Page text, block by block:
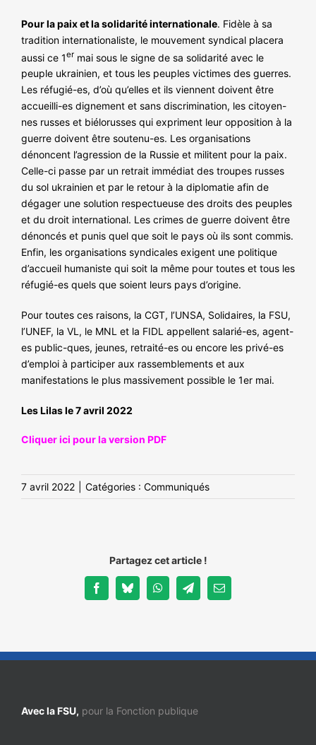
Pour la paix et la solidarité internationale. Fidèle à sa
tradition internationaliste, le mouvement syndical placera
aussi ce 1ermai sous le signe de sa solidarité avec le
peuple ukrainien, et tous les peuples victimes des guerres.
Les réfugié-es, d’où qu’elles et ils viennent doivent être
accueilli-es dignement et sans discrimination, les citoyen-
nes russes et biélorusses qui expriment leur opposition à la
guerre doivent être soutenu-es. Les organisations
dénoncent l’agression de la Russie et militent pour la paix.
Celle-ci passe par un retrait immédiat des troupes russes
du sol ukrainien et par le retour à la diplomatie afin de
dégager une solution respectueuse des droits des peuples
et du droit international. Les crimes de guerre doivent être
dénoncés et punis quel que soit le pays où ils sont commis.
Enfin, les organisations syndicales exigent une politique
d’accueil humaniste qui soit la même pour toutes et tous les
réfugié-es quels que soient leurs pays d’origine.
Pour toutes ces raisons, la CGT, l’UNSA, Solidaires, la FSU,
l’UNEF, la VL, le MNL et la FIDL appellent salarié-es, agent-
es public-ques, jeunes, retraité-es ou encore les privé-es
d’emploi à participer aux rassemblements et aux
manifestations le plus massivement possible le 1er mai.
Les Lilas le 7 avril 2022
Cliquer ici pour la version PDF
7 avril 2022 Catégories : Communiqués
Partagez cet article !
FacebookBlueskyWhatsAppTelegramEmail
Avec la FSU, pour la Fonction publique